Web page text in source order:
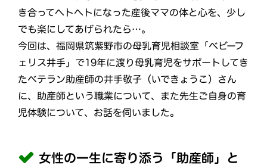
き合ってヘトヘトになった産後ママの体と心を、少し
でも楽にしてあげられたら…。
今回は、福岡県筑紫野市の母乳育児相談室「ベビーフ
ェリス井手」で19年に渡り母乳育児をサポートしてき
たベテラン助産師の井手敬子（いできょうこ）さん
に、助産師という職業について、また先生ご自身の育
児体験について、お話を伺いました。
女性の一生に寄り添う「助産師」と